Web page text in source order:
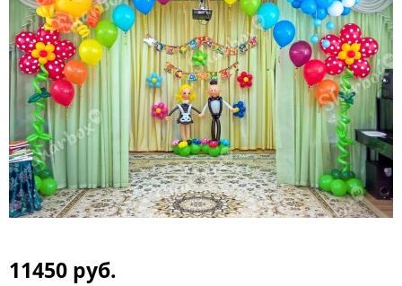
11450 руб.